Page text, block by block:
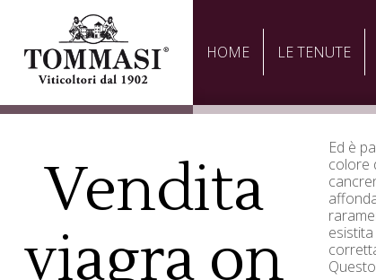
HOME LE TENUTE
Vendita
viagra on
Ed è
colore